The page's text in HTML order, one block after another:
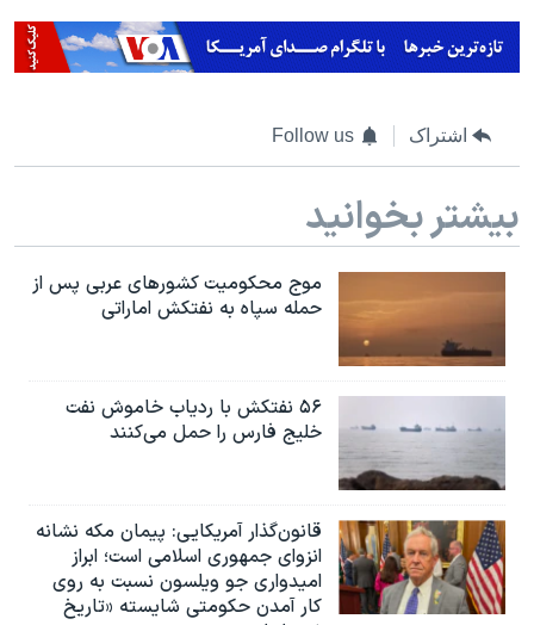
اشتراک Follow us
بیشتر بخوانید
موج محکومیت کشورهای عربی پس از
حمله سپاه به نفتکش اماراتی
۵۶ نفتکش با ردیاب خاموش نفت
خلیج فارس را حمل می‌کنند
قانون‌گذار آمریکایی: پیمان مکه نشانه
انزوای جمهوری اسلامی است؛ ابراز
امیدواری جو ویلسون نسبت به روی
کار آمدن حکومتی شایسته «تاریخ